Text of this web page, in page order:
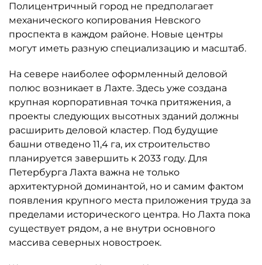
Полицентричный город не предполагает
механического копирования Невского
проспекта в каждом районе. Новые центры
могут иметь разную специализацию и масштаб.
На севере наиболее оформленный деловой
полюс возникает в Лахте. Здесь уже создана
крупная корпоративная точка притяжения, а
проекты следующих высотных зданий должны
расширить деловой кластер. Под будущие
башни отведено 11,4 га, их строительство
планируется завершить к 2033 году. Для
Петербурга Лахта важна не только
архитектурной доминантой, но и самим фактом
появления крупного места приложения труда за
пределами исторического центра. Но Лахта пока
существует рядом, а не внутри основного
массива северных новостроек.